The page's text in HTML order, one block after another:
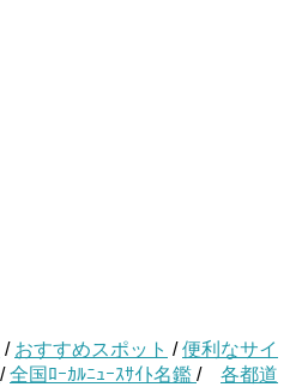
/ おすすめスポット /便利なサイ
/全国ﾛｰｶﾙﾆｭｰｽｻｲﾄ名鑑 / 各都道